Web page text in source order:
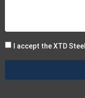
I accept the XTD